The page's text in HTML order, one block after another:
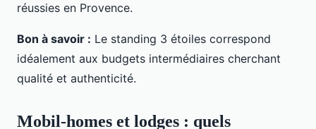
réussies en Provence.
Bon à savoir : Le standing 3 étoiles correspond
idéalement aux budgets intermédiaires cherchant
qualité et authenticité.
Mobil-homes et lodges : quels